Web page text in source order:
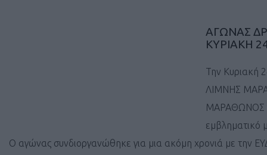
ΑΓΩΝΑΣ
ΚΥΡΙΑΚΗ
Την Κυριακή
ΛΙΜΝΗΣ
ΜΑΡΑΘΩΝΟΣ
εμβληματικό
Ο αγώνας συνδιοργανώθηκε για μια ακόμη χρονιά με την